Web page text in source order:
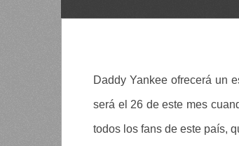
Daddy Yankee ofrecerá un
será el 26 de este mes
todos los fans de este país,